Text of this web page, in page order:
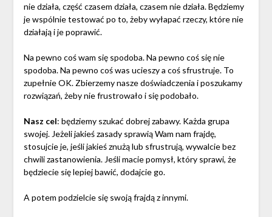
nie działa, część czasem działa, czasem nie działa. Będziemy
je wspólnie testować po to, żeby wyłapać rzeczy, które nie
działają i je poprawić.
Na pewno coś wam się spodoba. Na pewno coś się nie
spodoba. Na pewno coś was ucieszy a coś sfrustruje. To
zupełnie OK. Zbierzemy nasze doświadczenia i poszukamy
rozwiązań, żeby nie frustrowało i się podobało.
Nasz cel: będziemy szukać dobrej zabawy. Każda grupa
swojej. Jeżeli jakieś zasady sprawią Wam nam frajdę,
stosujcie je, jeśli jakieś znużą lub sfrustrują, wywalcie bez
chwili zastanowienia. Jeśli macie pomysł, który sprawi, że
będziecie się lepiej bawić, dodajcie go.
A potem podzielcie się swoją frajdą z innymi.